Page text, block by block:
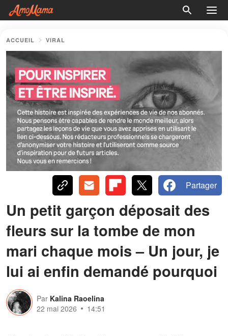
ACCUEIL VIRAL
Partager
Un petit garçon déposait des
fleurs sur la tombe de mon
mari chaque mois – Un jour, je
lui ai enfin demandé pourquoi
Par Kalina Raoelina
22 mai 2026
14:51